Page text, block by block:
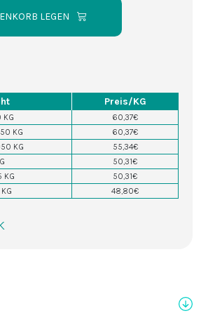
LEGEN
Preis/KG
KG
60,37€
KG
60,37€
KG
55,34€
50,31€
KG
50,31€
48,80€